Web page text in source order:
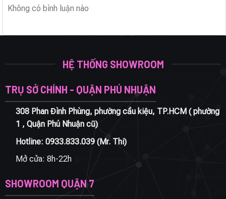
Không có bình luận nào
HỆ THỐNG SHOWROOM
TRỤ SỞ CHÍNH - QUẬN PHÚ NHUẬN
308 Phan Đình Phùng, phường cầu kiệu, TP.HCM ( phường
1 , Quận Phú Nhuận cũ)
Hotline: 0933.833.039(Mr. Thi)
Mở cửa: 8h-22h
SHOWROOM QUẬN 7